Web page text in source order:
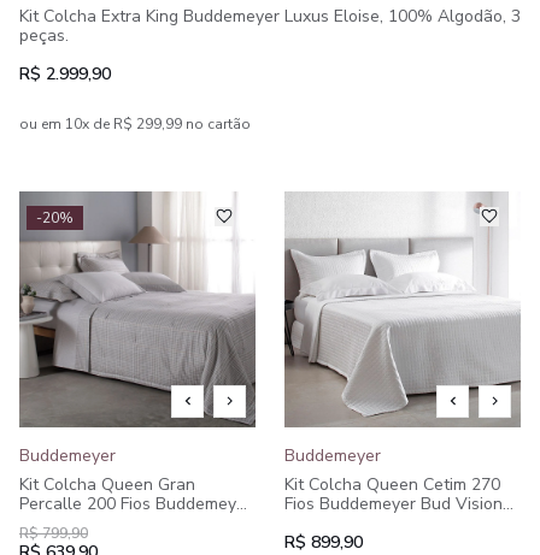
Kit Colcha Extra King Buddemeyer Luxus Eloise, 100% Algodão, 3
peças.
R$ 2.999,90
ou em 10x de R$ 299,99 no cartão
-20%
Buddemeyer
Kit Colcha Queen Gran
Percalle 200 Fios Buddemeyer
Castillo 100% Algodão
Estampado 3 peças
R$ 799,90
Buddemeyer
Kit Colcha Queen Cetim 270
Fios Buddemeyer Bud Vision
Penteado 3 peças
R$ 899,90